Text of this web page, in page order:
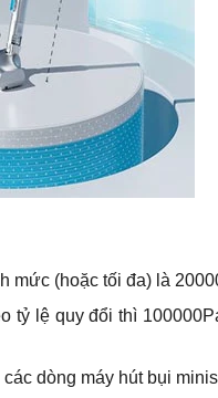
mức (hoặc tối đa) là
tỷ lệ quy đổi thì
dòng máy hút bụi